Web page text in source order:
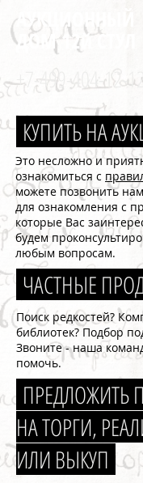
АУКЦИОННЫЙ
ДОМ 12й СТУЛ
+7-499-404-12-
КУПИТЬ НА
Это несложно и
ознакомиться с
можете позвонить
для ознакомления с
которые Вас
будем
любым вопросам.
ЧАСТНЫЕ
Поиск редкостей?
библиотек? Подбор
Звоните - наша
помочь.
ПРЕДЛОЖИТЬ
НА ТОРГИ,
ИЛИ ВЫКУП